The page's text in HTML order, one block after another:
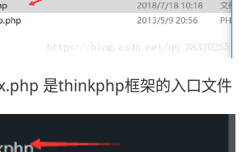
是thinkphp框架的入口文件